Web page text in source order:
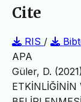
Cite
RIS /
APA
Güler, D.
ETKİNLİĞİNİN